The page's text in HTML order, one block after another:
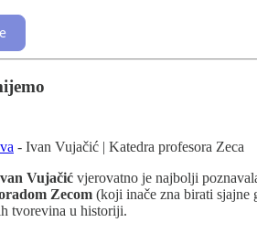
- Ivan Vujačić | Katedra profesora Zeca
Vujačić vjerovatno je najbolji
Zecom (koji inače zna birati sjajne
tvorevina u historiji.